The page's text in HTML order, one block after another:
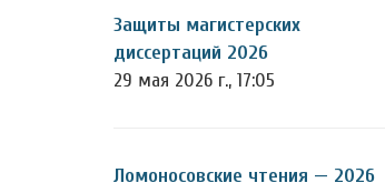
Защиты магистерских
диссертаций 2026
29 мая 2026 г., 17:05
Ломоносовские чтения — 2026